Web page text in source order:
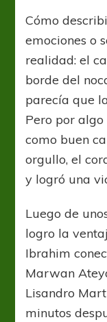
Cómo
emociones o
realidad: el
borde del
parecía que
Pero por
como buen
orgullo, el
y logró una
Luego de
logro la
Ibrahim
Marwan
Lisandro
minutos